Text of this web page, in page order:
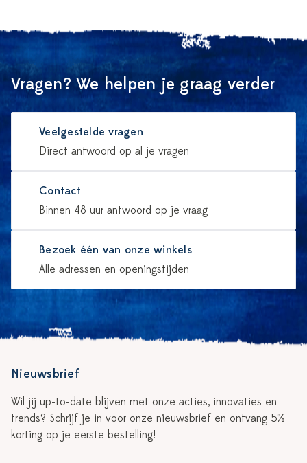
Vragen? We helpen je graag verder
Veelgestelde vragen
Direct antwoord op al je vragen
Contact
Binnen 48 uur antwoord op je vraag
Bezoek één van onze winkels
Alle adressen en openingstijden
Nieuwsbrief
Wil jij up-to-date blijven met onze acties, innovaties en
trends? Schrijf je in voor onze nieuwsbrief en ontvang 5%
korting op je eerste bestelling!